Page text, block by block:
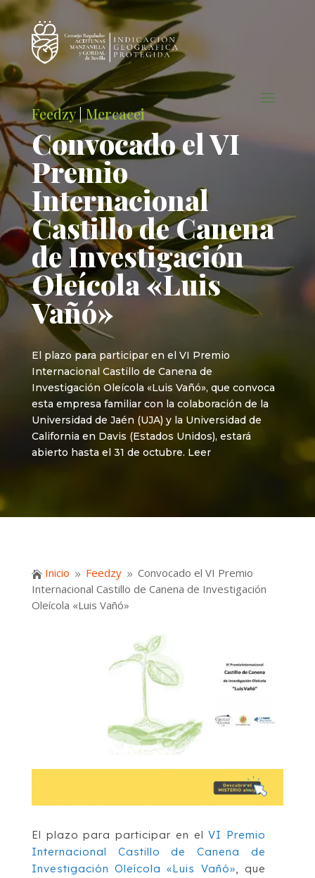
Feedzy|Mercacei
Convocado el VI
Premio
Internacional
Castillo de Canena
de Investigación
Oleícola «Luis
Vañó»
El plazo para participar en el VI Premio
Internacional Castillo de Canena de
Investigación Oleícola «Luis Vañó», que convoca
esta empresa familiar con la colaboración de la
Universidad de Jaén (UJA) y la Universidad de
California en Davis (Estados Unidos), estará
abierto hasta el 31 de octubre. Leer
 Inicio 9 Feedzy 9 Convocado el VI Premio
Internacional Castillo de Canena de Investigación
Oleícola «Luis Vañó»
El plazo para participar en elVI Premio
Internacional Castillo de Canena de
Investigación Oleícola «Luis Vañó», que